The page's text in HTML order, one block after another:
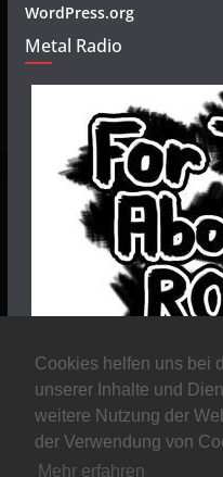
Cookies helfen uns bei
unserer Inhalte und
weitere Nutzung der
der Verwendung von
Mehr erfahren
WordPress.org
Metal Radio